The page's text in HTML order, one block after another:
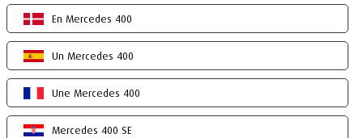
En Mercedes 400
Un Mercedes 400
Une Mercedes 400
Mercedes 400 SE